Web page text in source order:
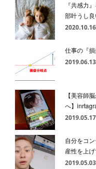
『共感力
部叶うし
仕事の『
【美容師
へ】
自分をコ
産性を上